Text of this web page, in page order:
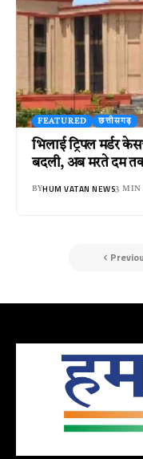
FEATURED छत्तीसगढ़
भिलाई ट्रिपल मर्डर
बदली, अब मरते दम
BYHUM VATAN NEWS3 MIN